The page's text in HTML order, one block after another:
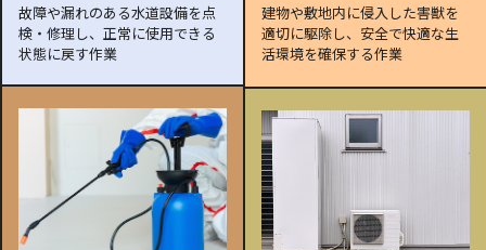
故障や漏れのある水道設備を点
検・修理し、正常に使用できる
状態に戻す作業
建物や敷地内に侵入した害獣を
適切に駆除し、安全で快適な生
活環境を確保する作業